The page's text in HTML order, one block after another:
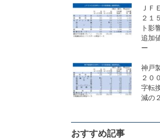
ＪＦ
２１
ト影
追加
ー
神戸
２０
字転
減の
おすすめ記事